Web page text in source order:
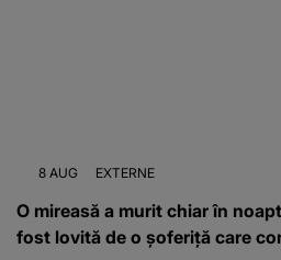
8 AUG EXTERNE
O mireasă a murit chiar în
fost lovită de o șoferiță care